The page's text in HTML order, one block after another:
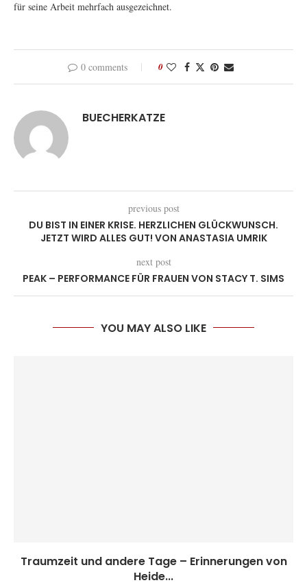
für seine Arbeit mehrfach ausgezeichnet.
0 comments 0
BUECHERKATZE
previous post
DU BIST IN EINER KRISE. HERZLICHEN GLÜCKWUNSCH.
JETZT WIRD ALLES GUT! VON ANASTASIA UMRIK
next post
PEAK – PERFORMANCE FÜR FRAUEN VON STACY T. SIMS
YOU MAY ALSO LIKE
Traumzeit und andere Tage – Erinnerungen von
Heide...